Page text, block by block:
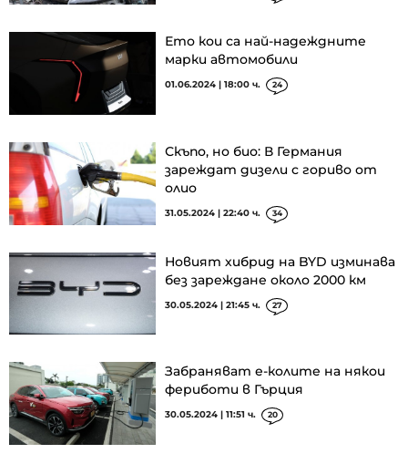
Ето кои са най-надеждните
марки автомобили
01.06.2024 | 18:00 ч. 24
Скъпо, но био: В Германия
зареждат дизели с гориво от
олио
31.05.2024 | 22:40 ч. 34
Новият хибрид на BYD изминава
без зареждане около 2000 км
30.05.2024 | 21:45 ч. 27
Забраняват е-колите на някои
фериботи в Гърция
30.05.2024 | 11:51 ч. 20